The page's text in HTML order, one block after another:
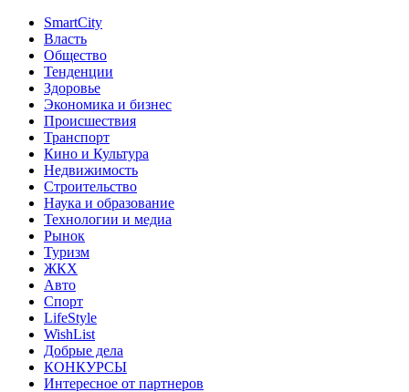
SmartCity
Власть
Общество
Тенденции
Здоровье
Экономика и бизнес
Происшествия
Транспорт
Кино и Культура
Недвижимость
Строительство
Наука и образование
Технологии и медиа
Рынок
Туризм
ЖКХ
Авто
Спорт
LifeStyle
WishList
Добрые дела
КОНКУРСЫ
Интересное от партнеров